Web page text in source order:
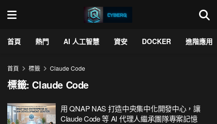
首頁 熱門 AI 人工智慧 資安 DOCKER 進階應用
首頁 標籤 Claude Code
標籤: Claude Code
用 QNAP NAS 打造中央集中化開發中心，讓
Claude Code 等 AI 代理人繼承團隊專案記憶